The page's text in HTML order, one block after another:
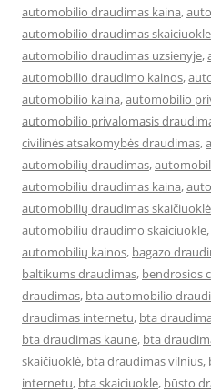
automobilio draudimas kaina,
automobilio draudimas skaiciuokle
automobilio draudimas uzsienyje,
automobilio draudimo kainos,
automobilio kaina,automobilio
automobilio privalomasis
civilinės atsakomybės draudimas,
automobilių draudimas,
automobiliu draudimas kaina,
automobilių draudimas skaičiuoklė
automobiliu draudimo skaiciuokle,
automobilių kainos, bagazo
baltikums draudimas, bendrosios
draudimas, bta automobilio
draudimas internetu, bta
bta draudimas kaune, bta
skaičiuoklė, bta draudimas vilnius,
internetu, bta skaiciuokle, būsto